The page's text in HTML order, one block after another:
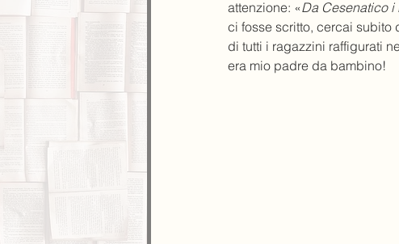
attenzione: «Da Cesenatico i
ci fosse scritto, cercai subito
di tutti i ragazzini raffigurati
era mio padre da bambino!